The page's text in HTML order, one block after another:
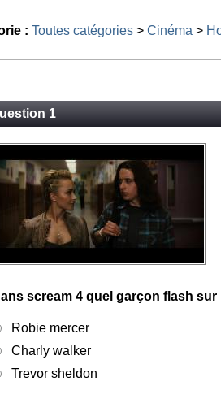
: Toutes catégories > Cinéma >
1
scream 4 quel garçon flash
Robie mercer
Charly walker
Trevor sheldon